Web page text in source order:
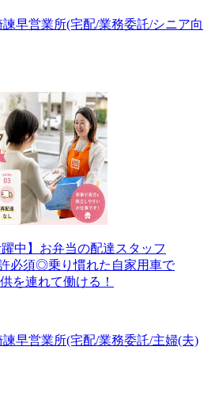
早営業所(宅配/業務委託/シニア向
躍中】お弁当の配達スタッフ
必須◎乗り慣れた自家用車で
を連れて働ける！
早営業所(宅配/業務委託/主婦(夫)